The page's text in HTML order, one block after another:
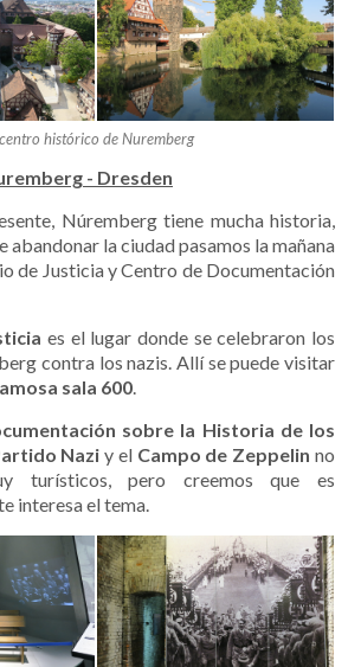
centro histórico de Nuremberg
- Dresden
Núremberg tiene mucha historia,
abandonar la ciudad pasamos la mañana
de Justicia y Centro de Documentación
es el lugar donde se celebraron los
contra los nazis. Allí se puede visitar
sala 600
sobre la Historia de los
Nazi y el Campo de Zeppelin no
turísticos, pero creemos que es
interesa el tema.